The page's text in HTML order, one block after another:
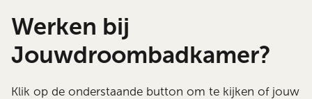
Werken bij
Jouwdroombadkamer?
Klik op de onderstaande button om te kijken of jouw